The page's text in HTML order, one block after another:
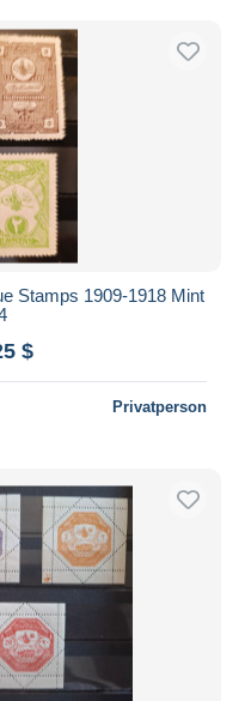
Stamps 1909-1918 Mint
$
Privatperson